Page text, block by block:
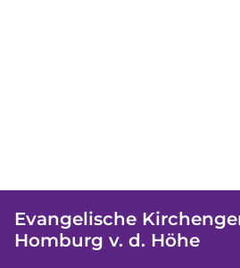
Evangelische
Homburg v. d. Höhe